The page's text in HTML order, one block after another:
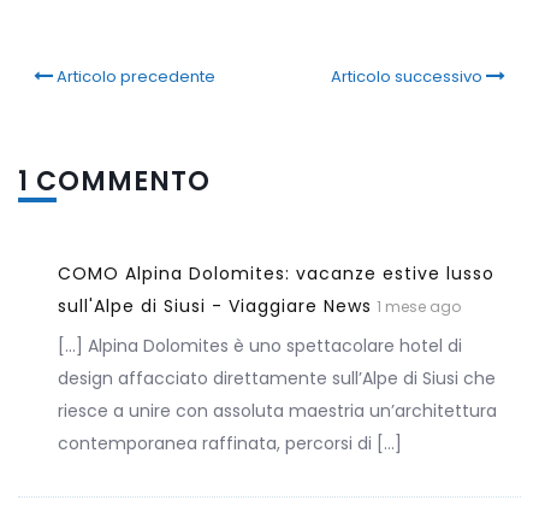
Articolo precedente Articolo successivo
1 COMMENTO
COMO Alpina Dolomites: vacanze estive lusso
sull'Alpe di Siusi - Viaggiare News 1 mese ago
[…] Alpina Dolomites è uno spettacolare hotel di
design affacciato direttamente sull’Alpe di Siusi che
riesce a unire con assoluta maestria un’architettura
contemporanea raffinata, percorsi di […]